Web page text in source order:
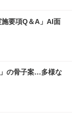
施要項Q＆A」AI面
の骨子案…多様な